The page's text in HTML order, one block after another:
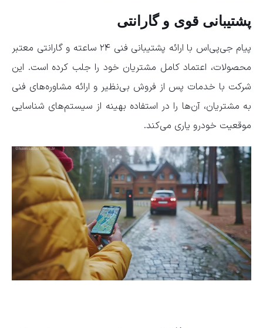
پشتیبانی قوی و گارانتی
پیام جی‌پی‌اس با ارائه پشتیبانی فنی ۲۴ ساعته و گارانتی معتبر
محصولات، اعتماد کامل مشتریان خود را جلب کرده است. این
شرکت با خدمات پس از فروش بی‌نظیر و ارائه مشاوره‌های فنی
به مشتریان، آن‌ها را در استفاده بهینه از سیستم‌های شناسایی
موقعیت خودرو یاری می‌کند.